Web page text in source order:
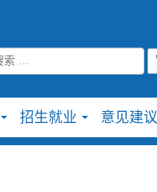
招生就业 意见建议